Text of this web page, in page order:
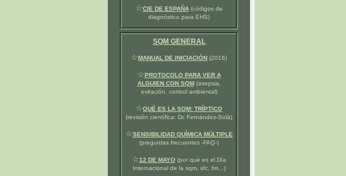
☆CIE DE ESPAÑA(códigos de
diagnóstico para EHS)
SQM GENERAL
☆MANUAL DE INICIACIÓN (2016)
☆PROTOCOLO PARA VER A
ALGUIEN CON SQM(asepsia,
evitación, control ambiental)
☆QUÉ ES LA SQM: TRÍPTICO
(revisión científica: Dr. Fernández-Solà)
☆SENSIBILIDAD QUÍMICA MÚLTIPLE
(preguntas frecuentes -FAQ-)
☆12 DE MAYO(por qué es el Día
Internacional de la sqm, sfc, fm…)